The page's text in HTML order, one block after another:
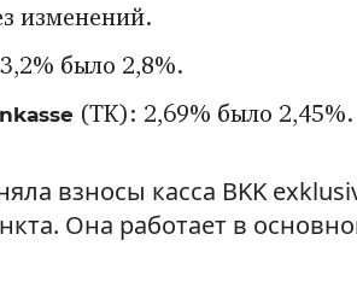
изменений.
3,2% было 2,8%.
(TK): 2,69% было 2,45%.
взносы касса BKK
Она работает в